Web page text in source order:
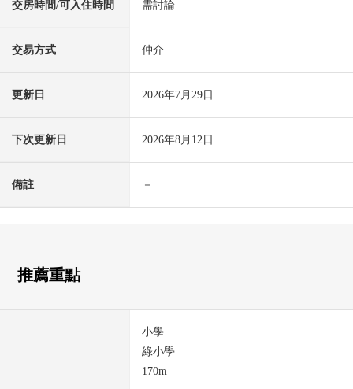
交房時間/可入住時間 需討論
交易方式 仲介
更新日 2026年7月29日
下次更新日 2026年8月12日
備註 －
推薦重點
小學
綠小學
170m